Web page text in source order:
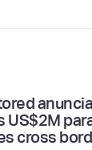
US$2M
cross